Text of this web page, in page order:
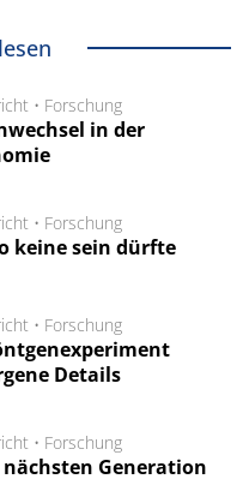
• Forschung
in der
• Forschung
keine sein dürfte
• Forschung
Details
• Forschung
Generation